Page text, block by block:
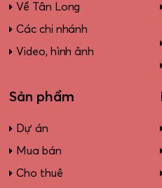
Về Tân Long
Các chi nhánh
Video, hình ảnh
Sản phẩm
Dự án
Mua bán
Cho thuê